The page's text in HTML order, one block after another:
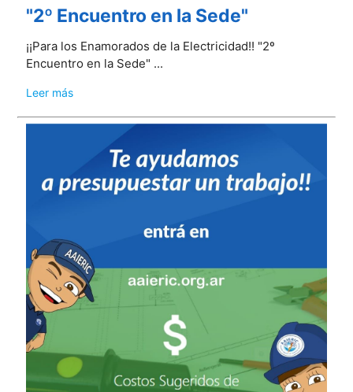
"2º Encuentro en la Sede"
¡¡Para los Enamorados de la Electricidad!! "2º
Encuentro en la Sede" ...
Leer más